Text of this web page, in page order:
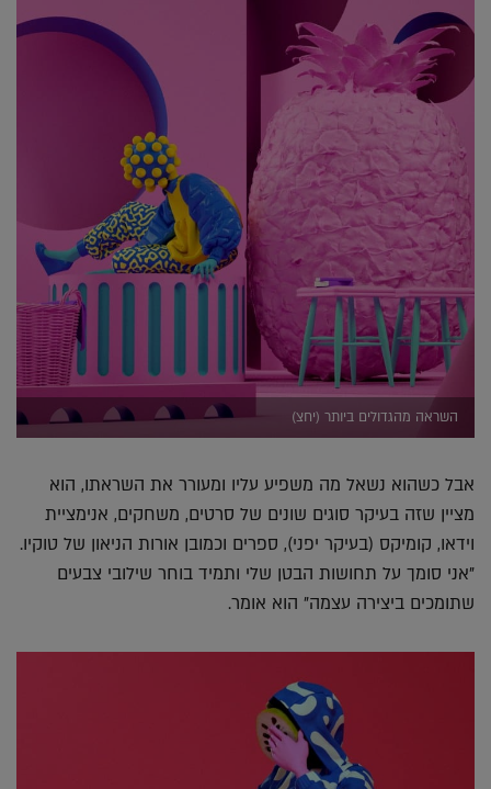
השראה מהגדולים ביותר (יחצ)
אבל כשהוא נשאל מה משפיע עליו ומעורר את השראתו, הוא
מציין שזה בעיקר סוגים שונים של סרטים, משחקים, אנימציית
וידאו, קומיקס (בעיקר יפני), ספרים וכמובן אורות הניאון של טוקיו.
"אני סומך על תחושות הבטן שלי ותמיד בוחר שילובי צבעים
שתומכים ביצירה עצמה" הוא אומר.